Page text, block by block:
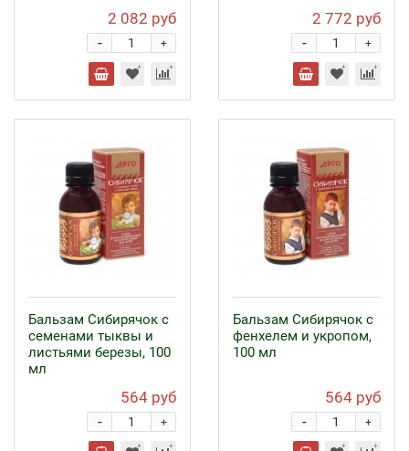
2 082 руб
+
-
2 772 руб
+
-
Бальзам Сибирячок с
семенами тыквы и
листьями березы, 100
мл
564 руб
+
-
Бальзам Сибирячок с
фенхелем и укропом,
100 мл
564 руб
+
-